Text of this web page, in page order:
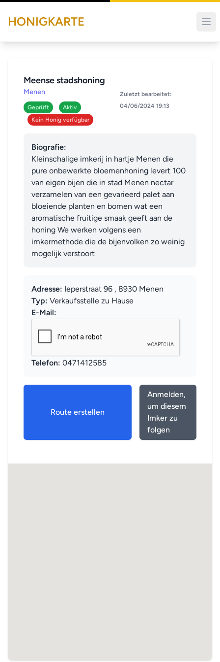
HONIGKARTE
Meense stadshoning
Menen
Geprüft
Aktiv
Kein Honig verfügbar
Zuletzt bearbeitet:
04/06/2024 19:13
Biografie:
Kleinschalige imkerij in hartje Menen die
pure onbewerkte bloemenhoning levert 100
van eigen bijen die in stad Menen nectar
verzamelen van een gevarieerd palet aan
bloeiende planten en bomen wat een
aromatische fruitige smaak geeft aan de
honing We werken volgens een
imkermethode die de bijenvolken zo weinig
mogelijk verstoort
Adresse: Ieperstraat 96 , 8930 Menen
Typ: Verkaufsstelle zu Hause
E-Mail:
Telefon: 0471412585
Route erstellen
Anmelden,
um diesem
Imker zu
folgen